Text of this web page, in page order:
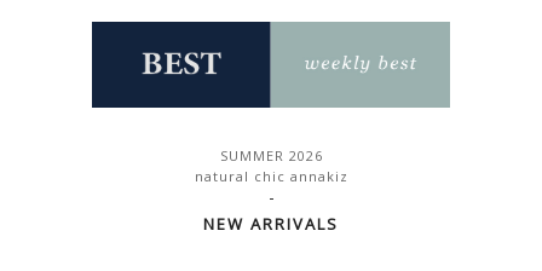
SUMMER 2026
natural chic annakiz
-
NEW ARRIVALS